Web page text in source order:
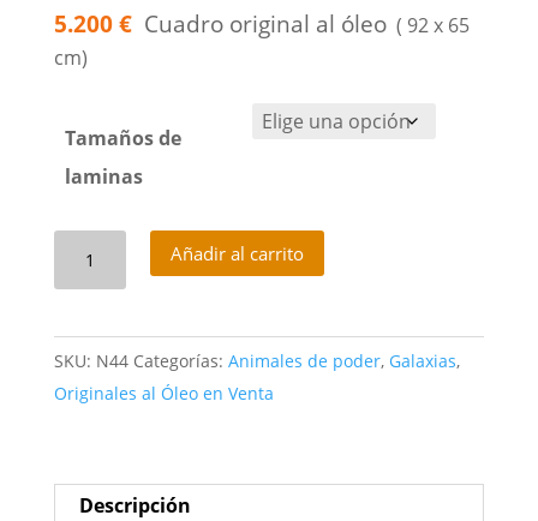
25€
5.200 €Cuadro original al óleo( 92 x 65
cm)
Tamaños de
laminas
cantidad
Añadir al carrito
SKU: N44 Categorías: Animales de poder, Galaxias,
Originales al Óleo en Venta
Descripción